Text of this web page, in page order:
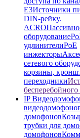
E3Источники
DIN-рейку.
ACRO
оборудование
удлинителиPoE
инжекторы
сетевого
корзины,
переходники
IP
домофонов
трубки для
домофонов